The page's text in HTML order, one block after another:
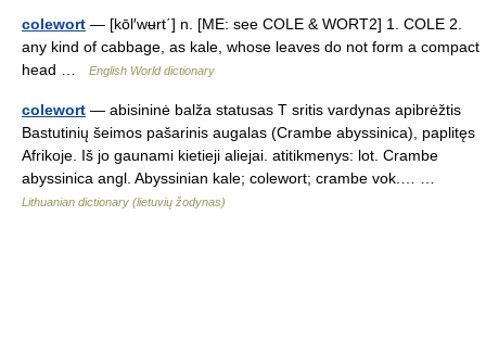
colewort — [kōl′wʉrt΄] n. [ME: see COLE & WORT2] 1. COLE 2.
any kind of cabbage, as kale, whose leaves do not form a compact
head …
English World dictionary
colewort — abisininė balža statusas T sritis vardynas apibrėžtis
Bastutinių šeimos pašarinis augalas (Crambe abyssinica), paplitęs
Afrikoje. Iš jo gaunami kietieji aliejai. atitikmenys: lot. Crambe
abyssinica angl. Abyssinian kale; colewort; crambe vok.… …
Lithuanian dictionary (lietuvių žodynas)